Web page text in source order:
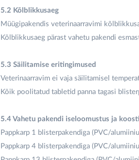
5.2 Kõlblikkusaeg
Müügipakendis veterinaarravimi
Kõlblikkusaeg pärast vahetu pakendi
5.3 Säilitamise eritingimused
Veterinaarravim ei vaja säilitamisel
Kõik poolitatud tabletid panna tagasi
5.4 Vahetu pakendi iseloomustus ja
Pappkarp 1 blisterpakendiga (PVC/
Pappkarp 4 blisterpakendiga (PVC/